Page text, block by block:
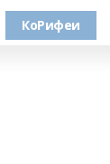
КоРифеи